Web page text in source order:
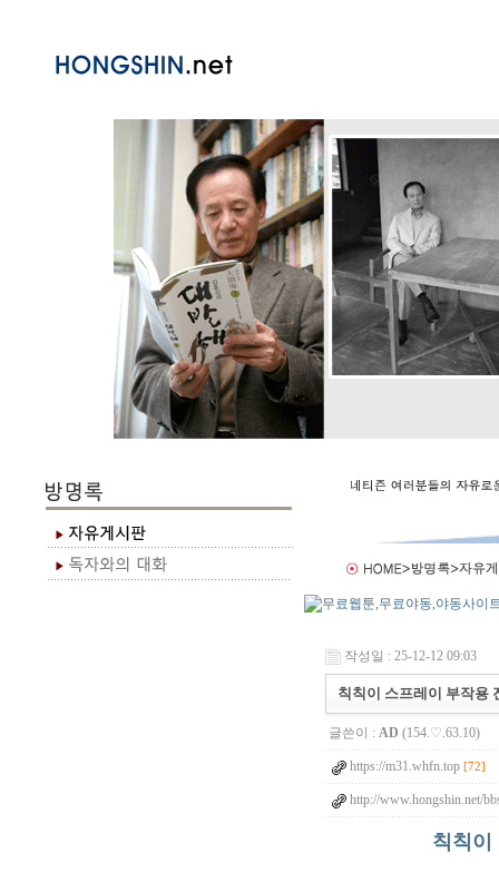
작성일 : 25-12-12 09:03
칙칙이 스프레이 부작용
글쓴이 : AD (154.♡.63.10)
https://m31.whfn.top [72]
http://www.hongshin.net/
칙칙이